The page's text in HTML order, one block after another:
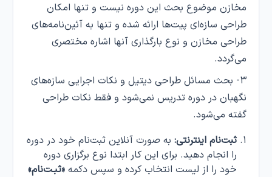
مخازن موضوع بحث این دوره نیست و تنها امکان
طراحی سازه‌ای پیت‌ها ارائه شده و تنها به آئین‌نامه‌های
طراحی مخازن و نوع بارگذاری آنها اشاره مختصری
می‌گردد.
۳- بحث مسائل طراحی دیتیل و نکات اجرایی سازه‌های
نگهبان در دوره تدریس نمی‌شود و فقط نکات طراحی
گفته می‌شود.
ثبت‌نام اینترنتی: به صورت آنلاین ثبت‌نام خود در دوره
را انجام دهید. برای این کار ابتدا نوع برگزاری دوره
خود را از لیست انتخاب کرده و سپس دکمه«ثبـت‌نام»